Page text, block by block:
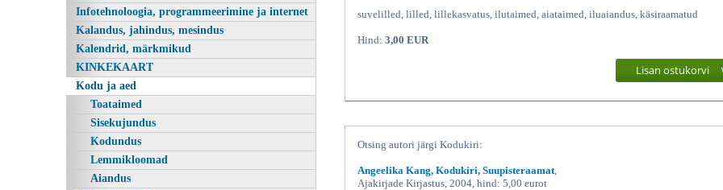
Infotehnoloogia, programmeerimine ja internet
Kalandus, jahindus, mesindus
Kalendrid, märkmikud
KINKEKAART
Kodu ja aed
Toataimed
Sisekujundus
Kodundus
Lemmikloomad
Aiandus
suvelilled, lilled, lillekasvatus, ilutaimed, aiataimed, iluaiandus, käsiraamatud
Hind: 3,00 EUR
Lisan ostukorvi
Otsing autori järgi Kodukiri:
Angeelika Kang, Kodukiri, Suupisteraamat
Ajakirjade Kirjastus, 2004, hind: 5,00 eurot